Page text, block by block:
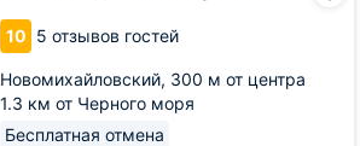
10 5 отзывов гостей
Новомихайловский, 300 м от центра
1.3 км от Черного моря
Бесплатная отмена